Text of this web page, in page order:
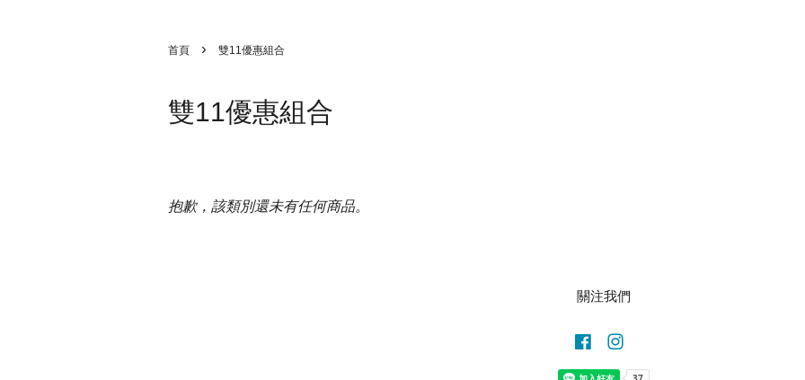
首頁 › 雙11優惠組合
雙11優惠組合
抱歉，該類別還未有任何商品。
關注我們
Facebook